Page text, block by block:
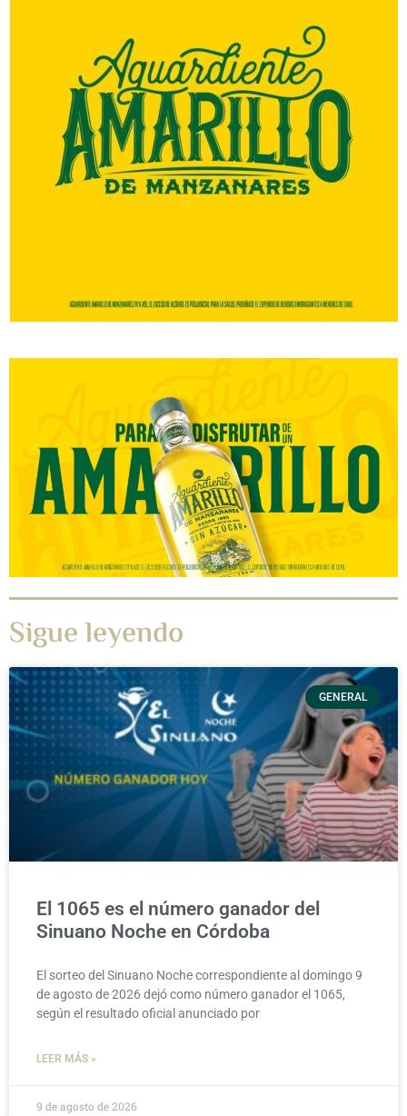
Sigue leyendo
GENERAL
El 1065 es el número ganador del
Sinuano Noche en Córdoba
El sorteo del Sinuano Noche correspondiente al domingo 9
de agosto de 2026 dejó como número ganador el 1065,
según el resultado oficial anunciado por
LEER MÁS »
9 de agosto de 2026